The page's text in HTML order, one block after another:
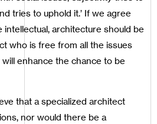
tries to uphold it.’ If we agree
architecture should be
who is free from all the issues
enhance the chance to be
that a specialized architect
nor would there be a